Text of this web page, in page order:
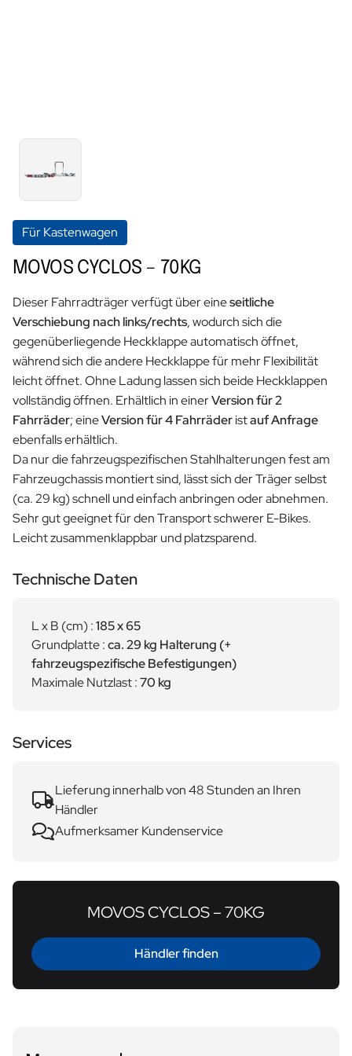
Für Kastenwagen
MOVOS CYCLOS – 70KG
Dieser Fahrradträger verfügt über eineseitliche
Verschiebung nach links/rechts, wodurch sich die
gegenüberliegende Heckklappe automatisch öffnet,
während sich die andere Heckklappe für mehr Flexibilität
leicht öffnet. Ohne Ladung lassen sich beide Heckklappen
vollständig öffnen. Erhältlich in einerVersion für 2
Fahrräder; eineVersion für 4 Fahrräderistauf Anfrage
ebenfalls erhältlich.
Da nur die fahrzeugspezifischen Stahlhalterungen fest am
Fahrzeugchassis montiert sind, lässt sich der Träger selbst
(ca. 29 kg) schnell und einfach anbringen oder abnehmen.
Sehr gut geeignet für den Transport schwerer E-Bikes.
Leicht zusammenklappbar und platzsparend.
Technische Daten
L x B (cm) :185 x 65
Grundplatte :ca. 29 kg Halterung (+
fahrzeugspezifische Befestigungen)
Maximale Nutzlast :70 kg
Services
Lieferung innerhalb von 48 Stunden an Ihren
Händler
Aufmerksamer Kundenservice
MOVOS CYCLOS – 70KG
Händler finden